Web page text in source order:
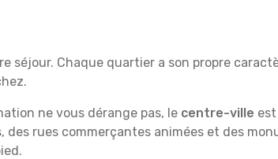
séjour. Chaque quartier a son propre
ne vous dérange pas, le centre-ville
rues commerçantes animées et des